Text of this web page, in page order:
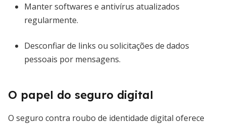
Manter softwares e antivírus atualizados
regularmente.
Desconfiar de links ou solicitações de dados
pessoais por mensagens.
O papel do seguro digital
O seguro contra roubo de identidade digital oferece